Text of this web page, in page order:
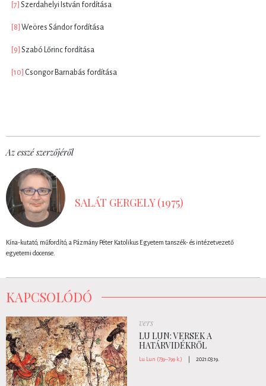
[7] Szerdahelyi István fordítása
[8] Weöres Sándor fordítása
[9] Szabó Lőrinc fordítása
[10] Csongor Barnabás fordítása
Az esszé szerzőjéről
SALÁT GERGELY (1975)
Kína-kutató, műfordító, a Pázmány Péter Katolikus Egyetem tanszék- és intézetvezető
egyetemi docense.
KAPCSOLÓDÓ
vers
LU LUN: VERSEK A
HATÁRVIDÉKRŐL
Lu Lun (739–799 k.) 2021.03.19.